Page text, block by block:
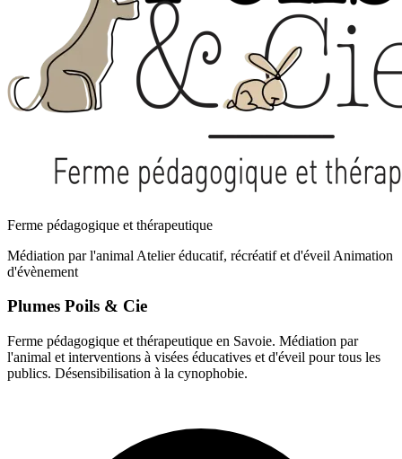
Ferme pédagogique et thérapeutique
Médiation par l'animal Atelier éducatif, récréatif et d'éveil Animation
d'évènement
Plumes Poils & Cie
Ferme pédagogique et thérapeutique en Savoie. Médiation par
l'animal et interventions à visées éducatives et d'éveil pour tous les
publics. Désensibilisation à la cynophobie.